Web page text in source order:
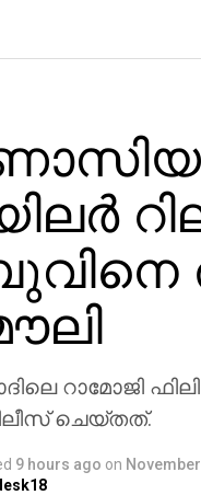
റാമോജി
ചെയ്തത്.
9 hours ago on